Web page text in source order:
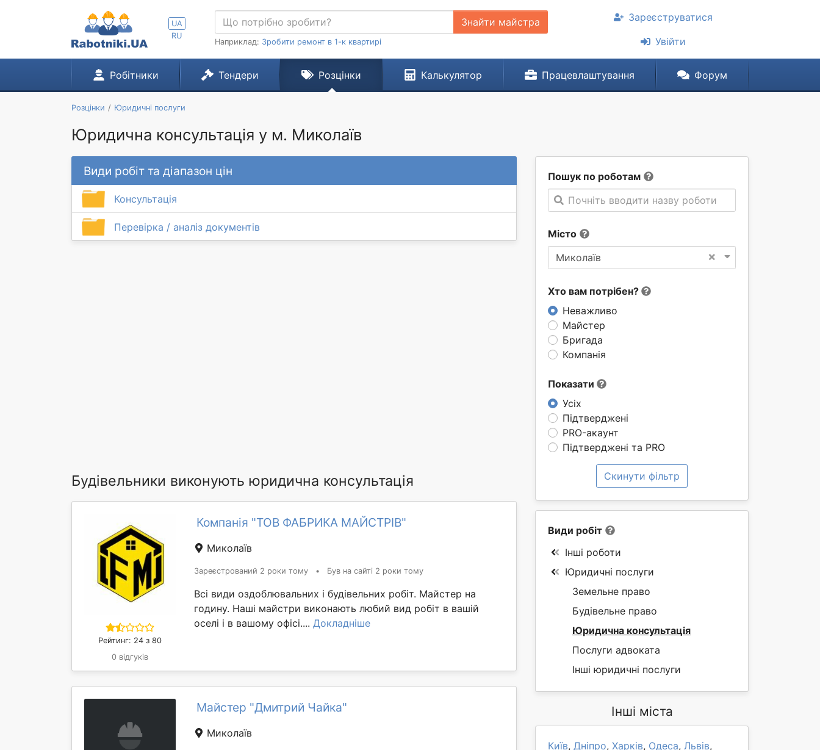
UA
RU
Знайти майстра
Наприклад: Зробити ремонт в 1-к квартирі
Зареєструватися
Увійти
Робітники Тендери Розцінки Калькулятор Працевлаштування Форум
Розцінки Юридичні послуги
Юридична консультація у м. Миколаїв
Пошук по роботам
Почніть вводити назву роботи
Місто
×
Миколаїв
Хто вам потрібен?
Неважливо
Майстер
Бригада
Компанія
Показати
Усіх
Підтверджені
PRO-акаунт
Підтверджені та PRO
Скинути фільтр
Види робіт та діапазон цін
Консультація
Перевірка / аналіз документів
Будівельники виконують юридична консультація
Рейтинг: 24 з 80
0 відгуків
Компанія "ТОВ ФАБРИКА МАЙСТРІВ"
Миколаїв
Зареєстрований 2 роки тому • Був на сайті 2 роки тому
Всі види оздоблювальних і будівельних робіт. Майстер на
годину. Наші майстри виконають любий вид робіт в вашій
оселі і в вашому офісі.... Докладніше
Майстер "Дмитрий Чайка"
Миколаїв
Види робіт
Інші роботи
Юридичні послуги
Земельне право
Будівельне право
Юридична консультація
Послуги адвоката
Інші юридичні послуги
Інші міста
Київ, Дніпро, Харків, Одеса, Львів,